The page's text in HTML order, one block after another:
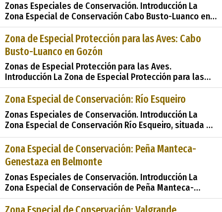
Zonas Especiales de Conservación. Introducción La
Zona Especial de Conservación Cabo Busto-Luanco en
Cudillero fue propuesta como
&#38;&#38;#35;34;Lugares de Importancia
Comunitaria&#38;&#38;#35;34; (LIC) en 2004 y
designada como &#38;&#38;#35;34;Zonas Especiales
de Conservac
Zona de Especial Protección para las Aves: Cabo
Busto-Luanco en Gozón
Zonas de Especial Protección para las Aves.
Introducción La Zona de Especial Protección para las
Aves (ZEPA) de Cabo Busto-Luanco en Gozón, declarada
en el año 2003, es un área de importancia significativa
para la conservación de aves en Asturias. Con una
extensión de 9907 hectáreas, abarca varios munic
Zona Especial de Conservación: Río Esqueiro
Zonas Especiales de Conservación. Introducción La
Zona Especial de Conservación Río Esqueiro, situada en
el municipio de Cudillero en el Principado de Asturias,
es un área de gran importancia para la conservación
del patrimonio natural. Propuesta como
&#38;&#38;#35;34;Lugar de Importancia Com
Zona Especial de Conservación: Peña Manteca-
Genestaza en Belmonte
Zonas Especiales de Conservación. Introducción La
Zona Especial de Conservación de Peña Manteca-
Genestaza en Belmonte, designada en 2014 tras ser
propuesta como Lugar de Importancia Comunitaria en